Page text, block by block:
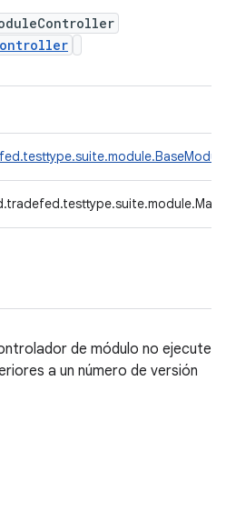
de módulo no ejecute
a un número de versión